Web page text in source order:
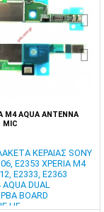
M4 AQUA ANTENNA
MIC
ΚΕΡΑΙΑΣ SONY
E2353 XPERIA M4
E2333, E2363
DUAL
BOARD
HF